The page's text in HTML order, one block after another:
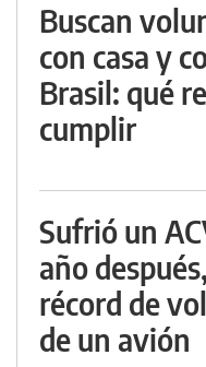
Buscan
con casa y
Brasil: qué
cumplir
Sufrió un
año
récord de
de un avión